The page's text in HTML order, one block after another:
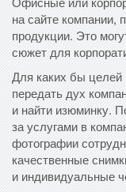
на сайте компании,
продукции. Это
сюжет для
Для каких бы целей
передать дух
и найти изюминку.
за услугами в
фотографии
качественные
и индивидуальные